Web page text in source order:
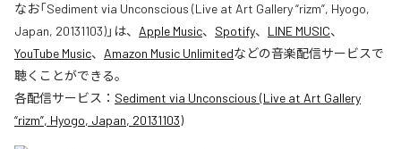
なお「Sediment via Unconscious (Live at Art Gallery “rizm”, Hyogo,
Japan, 20131103)」は、 Apple Music、 Spotify、 LINE MUSIC、
YouTube Music、 Amazon Music Unlimitedなどの音楽配信サービスで
聴くことができる。
各配信サービス： Sediment via Unconscious (Live at Art Gallery
“rizm”, Hyogo, Japan, 20131103)